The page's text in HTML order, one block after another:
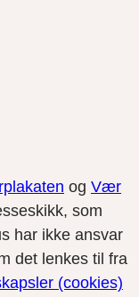
og Vær
som
har ikke ansvar
det lenkes til fra
(cookies)